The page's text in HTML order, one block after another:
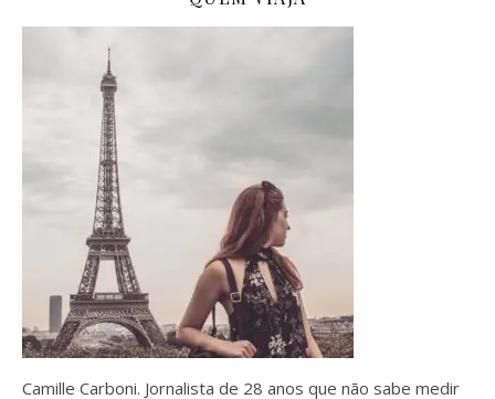
Camille Carboni. Jornalista de 28 anos que não sabe medir